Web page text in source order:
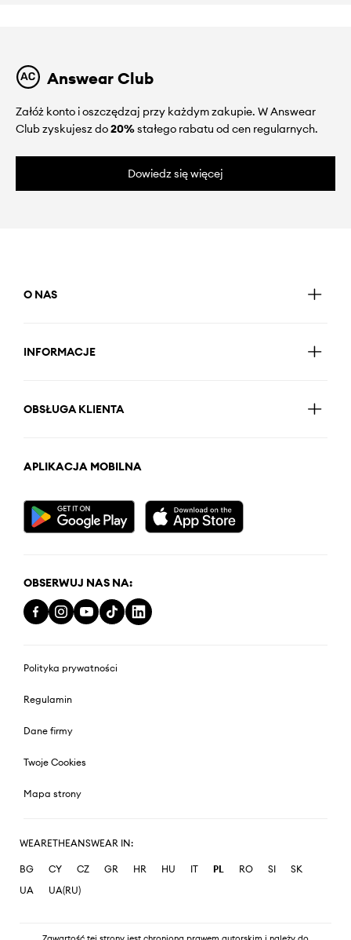
Answear Club
Załóż konto i oszczędzaj przy każdym zakupie. W Answear
Club zyskujesz do20%stałego rabatu od cen regularnych.
Dowiedz się więcej
O NAS
INFORMACJE
OBSŁUGA KLIENTA
APLIKACJA MOBILNA
OBSERWUJ NAS NA:
Polityka prywatności
Regulamin
Dane firmy
Twoje Cookies
Mapa strony
WEARETHEANSWEAR IN:
BG CY CZ GR HR HU IT PL RO SI
SK
UA
UA(RU)